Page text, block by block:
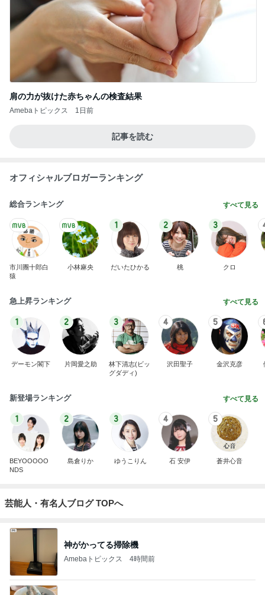
肩の力が抜けた赤ちゃんの検査結果
Amebaトピックス 1日前
記事を読む
オフィシャルブロガーランキング
総合ランキング すべて見る
市川團十郎白
猿
小林麻央
1
だいたひかる
2
桃
3
クロ
急上昇ランキング すべて見る
1
デーモン閣下
2
片岡愛之助
3
林下清志(ビッ
グダディ)
4
沢田聖子
5
金沢克彦
新登場ランキング すべて見る
1
BEYOOOOO
NDS
2
島倉りか
3
ゆうこりん
4
石 安伊
5
蒼井心音
芸能人・有名人ブログ TOPへ
神がかってる掃除機
Amebaトピックス 4時間前